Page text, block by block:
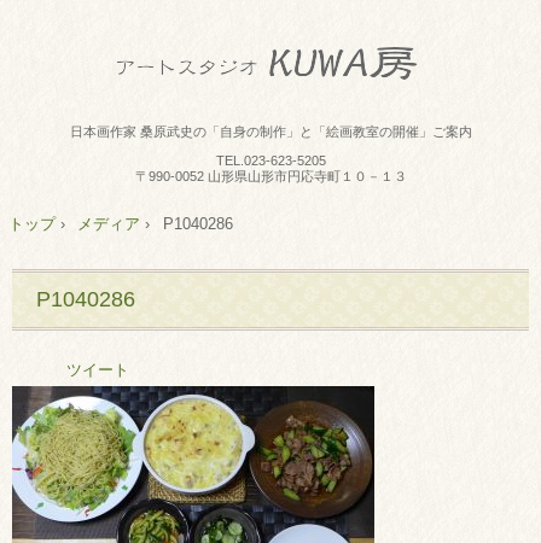
日本画作家 桑原武史の「自身の制作」と「絵画教室の開催」ご案内
TEL. 023-623-5205
〒990-0052 山形県山形市円応寺町１０－１３
トップ› メディア › P1040286
P1040286
ツイート